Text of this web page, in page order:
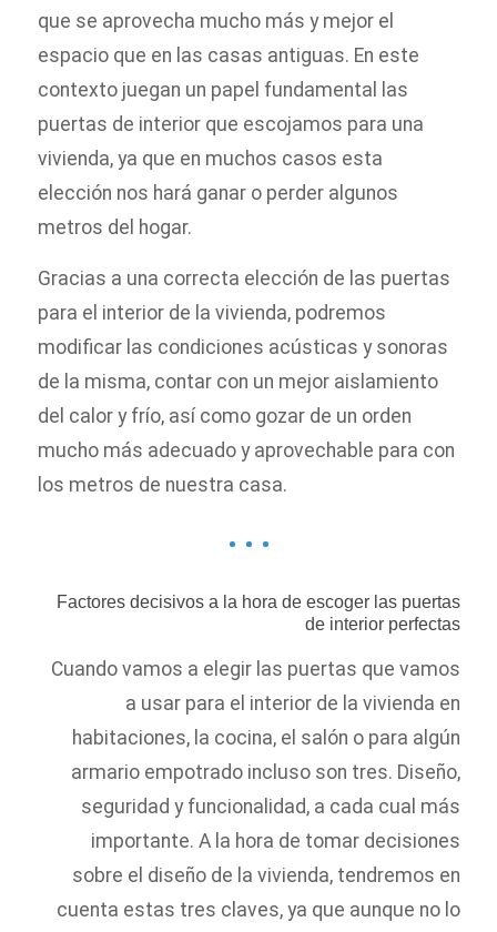
que se aprovecha mucho más y mejor el
espacio que en las casas antiguas. En este
contexto juegan un papel fundamental las
puertas de interior que escojamos para una
vivienda, ya que en muchos casos esta
elección nos hará ganar o perder algunos
metros del hogar.
Gracias a una correcta elección de las puertas
para el interior de la vivienda, podremos
modificar las condiciones acústicas y sonoras
de la misma, contar con un mejor aislamiento
del calor y frío, así como gozar de un orden
mucho más adecuado y aprovechable para con
los metros de nuestra casa.
Factores decisivos a la hora de escoger las puertas
de interior perfectas
Cuando vamos a elegir las puertas que vamos
a usar para el interior de la vivienda en
habitaciones, la cocina, el salón o para algún
armario empotrado incluso son tres. Diseño,
seguridad y funcionalidad, a cada cual más
importante. A la hora de tomar decisiones
sobre el diseño de la vivienda, tendremos en
cuenta estas tres claves, ya que aunque no lo